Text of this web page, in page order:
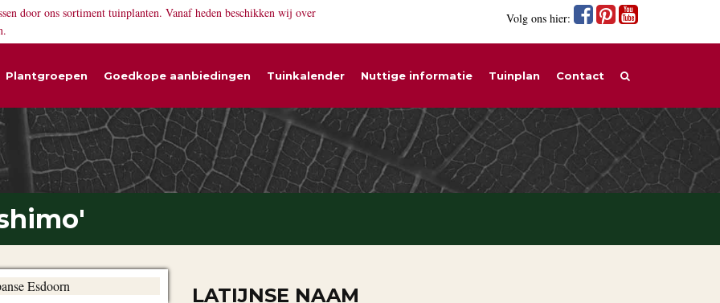
door ons sortiment tuinplanten. Vanaf heden beschikken wij over
Volg ons hier:
Plantgroepen Goedkope aanbiedingen Tuinkalender Nuttige informatie Tuinplan Contact
LATIJNSE NAAM